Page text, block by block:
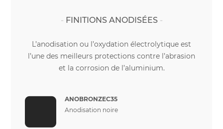
FINITIONS ANODISÉES
L’anodisation ou l’oxydation électrolytique est
l’une des meilleurs protections contre l’abrasion
et la corrosion de l’aluminium.
ANOBRONZEC35
Anodisation noire